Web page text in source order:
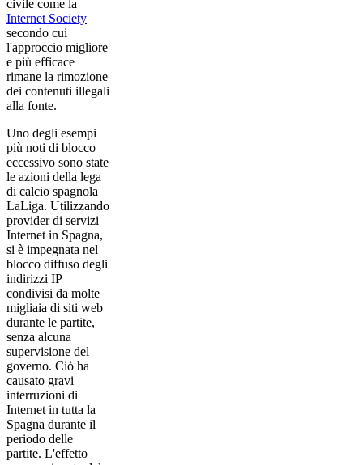
civile come la
Internet Society
secondo cui
l'approccio migliore
e più efficace
rimane la rimozione
dei contenuti illegali
alla fonte.
Uno degli esempi
più noti di blocco
eccessivo sono state
le azioni della lega
di calcio spagnola
LaLiga. Utilizzando
provider di servizi
Internet in Spagna,
si è impegnata nel
blocco diffuso degli
indirizzi IP
condivisi da molte
migliaia di siti web
durante le partite,
senza alcuna
supervisione del
governo. Ciò ha
causato gravi
interruzioni di
Internet in tutta la
Spagna durante il
periodo delle
partite. L'effetto